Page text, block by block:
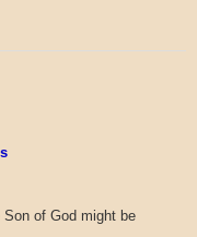
of God might be